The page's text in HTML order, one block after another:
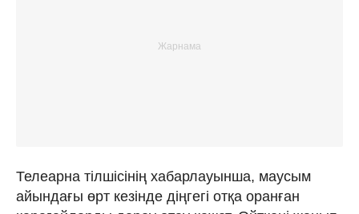
Телеарна тілшісінің хабарлауынша, маусым
айындағы өрт кезінде діңгегі отқа оранған